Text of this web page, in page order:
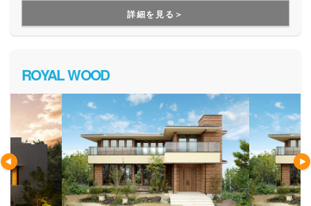
を建てた後のお悩みにも、修繕などの知識に長けた精鋭が確
かな技術で細やかに対応してくれます。
詳細を見る＞
ROYAL WOOD